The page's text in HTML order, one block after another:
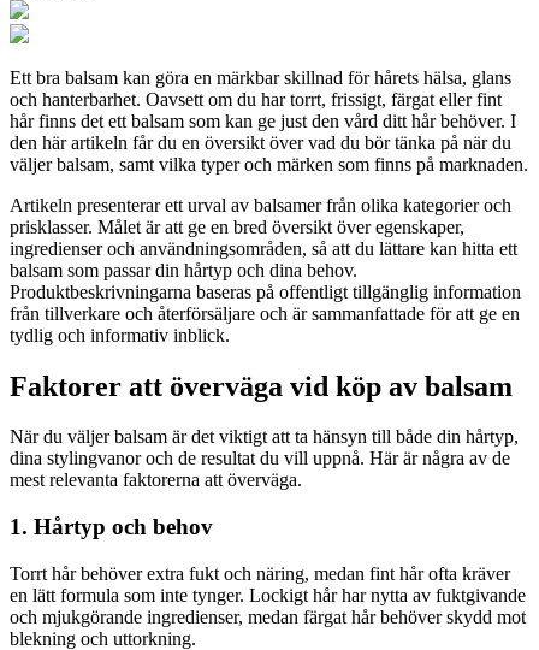
Ett bra balsam kan göra en märkbar skillnad för hårets hälsa, glans
och hanterbarhet. Oavsett om du har torrt, frissigt, färgat eller fint
hår finns det ett balsam som kan ge just den vård ditt hår behöver. I
den här artikeln får du en översikt över vad du bör tänka på när du
väljer balsam, samt vilka typer och märken som finns på marknaden.
Artikeln presenterar ett urval av balsamer från olika kategorier och
prisklasser. Målet är att ge en bred översikt över egenskaper,
ingredienser och användningsområden, så att du lättare kan hitta ett
balsam som passar din hårtyp och dina behov.
Produktbeskrivningarna baseras på offentligt tillgänglig information
från tillverkare och återförsäljare och är sammanfattade för att ge en
tydlig och informativ inblick.
Faktorer att överväga vid köp av balsam
När du väljer balsam är det viktigt att ta hänsyn till både din hårtyp,
dina stylingvanor och de resultat du vill uppnå. Här är några av de
mest relevanta faktorerna att överväga.
1. Hårtyp och behov
Torrt hår behöver extra fukt och näring, medan fint hår ofta kräver
en lätt formula som inte tynger. Lockigt hår har nytta av fuktgivande
och mjukgörande ingredienser, medan färgat hår behöver skydd mot
blekning och uttorkning.